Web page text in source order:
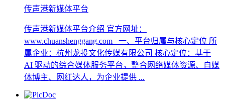
传声港新媒体平台
传声港新媒体平台介绍 官方网址：
www.chuanshenggang.com 一、平台归属与核心定位 所
属企业：杭州龙投文化传媒有限公司 核心定位：基于
AI 驱动的综合媒体服务平台，整合网络媒体资源、自媒
体博主、网红达人，为企业提供 ...